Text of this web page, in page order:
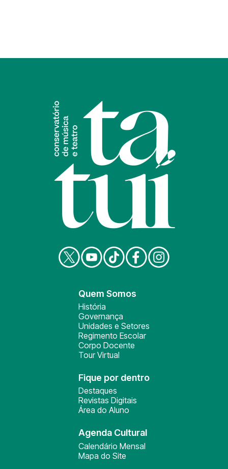
Quem Somos
História
Governança
Unidades e Setores
Regimento Escolar
Corpo Docente
Tour Virtual
Fique por dentro
Destaques
Revistas Digitais
Área do Aluno
Agenda Cultural
Calendário Mensal
Mapa do Site